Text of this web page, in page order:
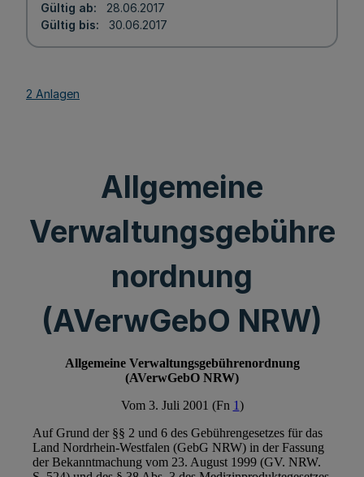
Gültig ab
28.06.2017
Gültig bis
30.06.2017
2 Anlagen
Allgemeine
Verwaltungsgebühre
nordnung
(AVerwGebO NRW)